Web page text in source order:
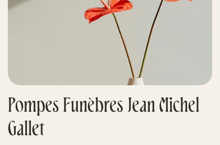
Monument funéraire
Blog
Pompes Funèbres Jean Michel
Gallet